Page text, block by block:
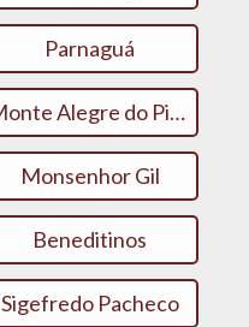
Parnaguá
Monte Alegre do Piauí
Monsenhor Gil
Beneditinos
Sigefredo Pacheco